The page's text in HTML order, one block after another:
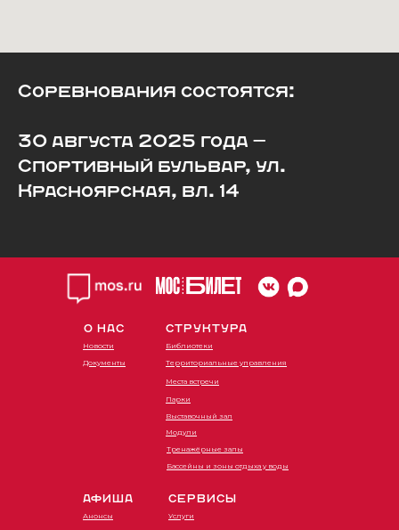
Соревнования состоятся:
30 августа 2025 года —
Спортивный бульвар, ул.
Красноярская, вл. 14
О НАС
Новости
Документы
АФИША
Анонсы
СТРУКТУРА
Библиотеки
Территориальные управления
Места встречи
Парки
Выставочный зал
Модули
Тренажёрные залы
Бассейны и зоны отдыха у воды
СЕРВИСЫ
Услуги